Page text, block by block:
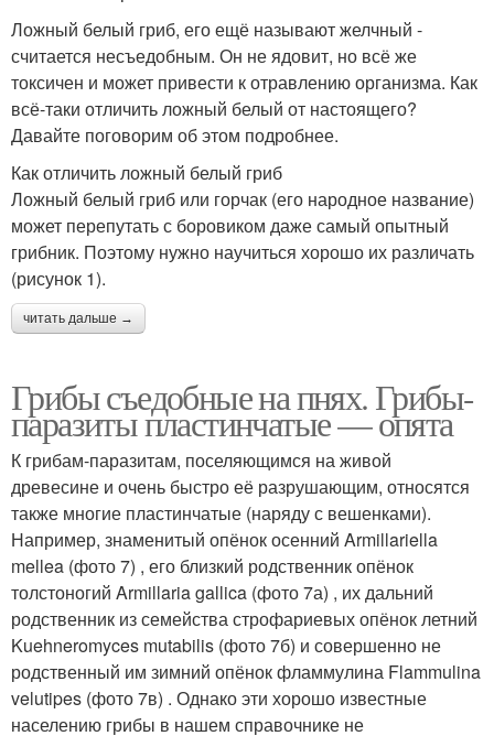
Ложный белый гриб, его ещё называют желчный -
считается несъедобным. Он не ядовит, но всё же
токсичен и может привести к отравлению организма. Как
всё-таки отличить ложный белый от настоящего?
Давайте поговорим об этом подробнее.
Как отличить ложный белый гриб
Ложный белый гриб или горчак (его народное название)
может перепутать с боровиком даже самый опытный
грибник. Поэтому нужно научиться хорошо их различать
(рисунок 1).
читать дальше →
Грибы съедобные на пнях. Грибы-
паразиты пластинчатые — опята
К грибам-паразитам, поселяющимся на живой
древесине и очень быстро её разрушающим, относятся
также многие пластинчатые (наряду с вешенками).
Например, знаменитый опёнок осенний Armillariella
mellea (фото 7) , его близкий родственник опёнок
толстоногий Armillaria gallica (фото 7а) , их дальний
родственник из семейства строфариевых опёнок летний
Kuehneromyces mutabilis (фото 7б) и совершенно не
родственный им зимний опёнок фламмулина Flammulina
velutipes (фото 7в) . Однако эти хорошо известные
населению грибы в нашем справочнике не